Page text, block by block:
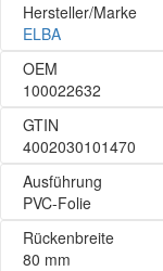
Hersteller/Marke
ELBA
OEM
100022632
GTIN
4002030101470
Ausführung
PVC-Folie
Rückenbreite
80 mm